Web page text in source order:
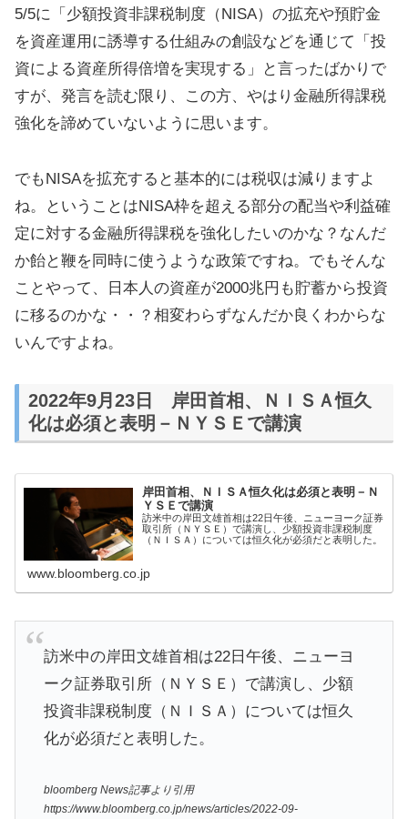
5/5に「少額投資非課税制度（NISA）の拡充や預貯金
を資産運用に誘導する仕組みの創設などを通じて「投
資による資産所得倍増を実現する」と言ったばかりで
すが、発言を読む限り、この方、やはり金融所得課税
強化を諦めていないように思います。
でもNISAを拡充すると基本的には税収は減りますよ
ね。ということはNISA枠を超える部分の配当や利益確
定に対する金融所得課税を強化したいのかな？なんだ
か飴と鞭を同時に使うような政策ですね。でもそんな
ことやって、日本人の資産が2000兆円も貯蓄から投資
に移るのかな・・？相変わらずなんだか良くわからな
いんですよね。
2022年9月23日 岸田首相、ＮＩＳＡ恒久
化は必須と表明－ＮＹＳＥで講演
岸田首相、ＮＩＳＡ恒久化は必須と表明－Ｎ
ＹＳＥで講演
訪米中の岸田文雄首相は22日午後、ニューヨーク証券
取引所（ＮＹＳＥ）で講演し、少額投資非課税制度
（ＮＩＳＡ）については恒久化が必須だと表明した。
www.bloomberg.co.jp
訪米中の岸田文雄首相は22日午後、ニューヨ
ーク証券取引所（ＮＹＳＥ）で講演し、少額
投資非課税制度（ＮＩＳＡ）については恒久
化が必須だと表明した。
bloomberg News記事より引用
https://www.bloomberg.co.jp/news/articles/2022-09-